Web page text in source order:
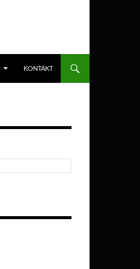
KONTAKT